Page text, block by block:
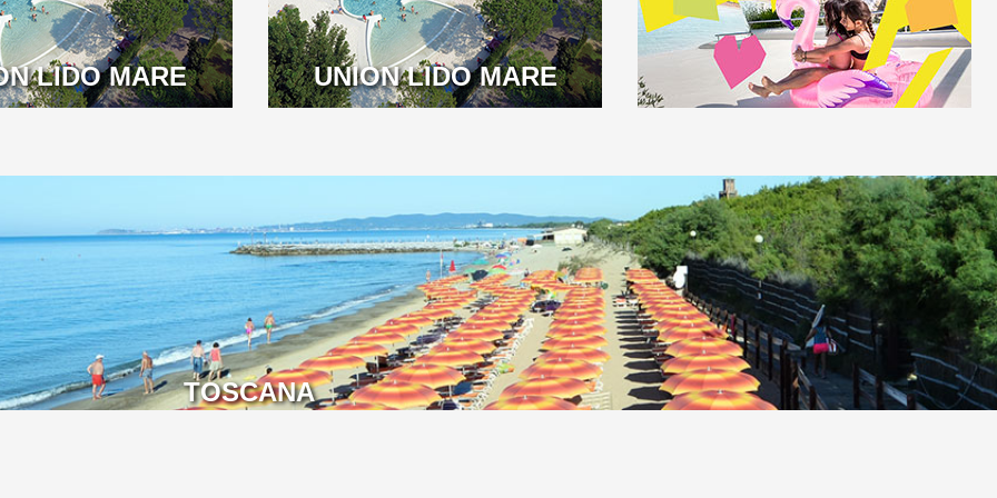
LIDO MARE UNION LIDO MARE
TOSCANA